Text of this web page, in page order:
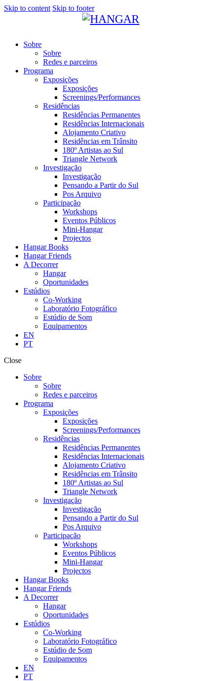
Skip to content Skip to footer
Sobre
Sobre
Redes e parceiros
Programa
Exposições
Exposições
Screenings/Performances
Residências
Residências Permanentes
Residências Internacionais
Alojamento Criativo
Residências em Trânsito
180º Artistas ao Sul
Triangle Network
Investigação
Investigação
Pensando a Partir do Sul
Pos Arquivo
Participação
Workshops
Eventos Públicos
Mini-Hangar
Projectos
Hangar Books
Hangar Friends
A Decorrer
Hangar
Oportunidades
Estúdios
Co-Working
Laboratório Fotográfico
Estúdio de Som
Equipamentos
EN
PT
Close
Sobre
Sobre
Redes e parceiros
Programa
Exposições
Exposições
Screenings/Performances
Residências
Residências Permanentes
Residências Internacionais
Alojamento Criativo
Residências em Trânsito
180º Artistas ao Sul
Triangle Network
Investigação
Investigação
Pensando a Partir do Sul
Pos Arquivo
Participação
Workshops
Eventos Públicos
Mini-Hangar
Projectos
Hangar Books
Hangar Friends
A Decorrer
Hangar
Oportunidades
Estúdios
Co-Working
Laboratório Fotográfico
Estúdio de Som
Equipamentos
EN
PT